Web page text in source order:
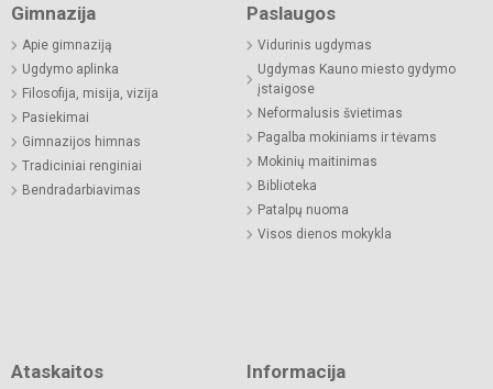
Gimnazija
Apie gimnaziją
Ugdymo aplinka
Filosofija, misija, vizija
Pasiekimai
Gimnazijos himnas
Tradiciniai renginiai
Bendradarbiavimas
Paslaugos
Vidurinis ugdymas
Ugdymas Kauno miesto gydymo
įstaigose
Neformalusis švietimas
Pagalba mokiniams ir tėvams
Mokinių maitinimas
Biblioteka
Patalpų nuoma
Visos dienos mokykla
Ataskaitos Informacija